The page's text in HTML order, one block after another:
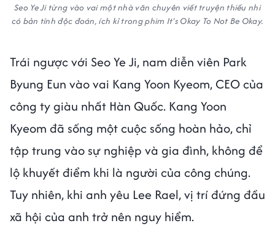
Seo Ye Ji từng vào vai một nhà văn chuyên viết truyện thiếu nhi
có bản tính độc đoán, ích kỉ trong phim It's Okay To Not Be Okay.
Trái ngược với Seo Ye Ji, nam diễn viên Park
Byung Eun vào vai Kang Yoon Kyeom, CEO của
công ty giàu nhất Hàn Quốc. Kang Yoon
Kyeom đã sống một cuộc sống hoàn hảo, chỉ
tập trung vào sự nghiệp và gia đình, không để
lộ khuyết điểm khi là người của công chúng.
Tuy nhiên, khi anh yêu Lee Rael, vị trí đứng đầu
xã hội của anh trở nên nguy hiểm.